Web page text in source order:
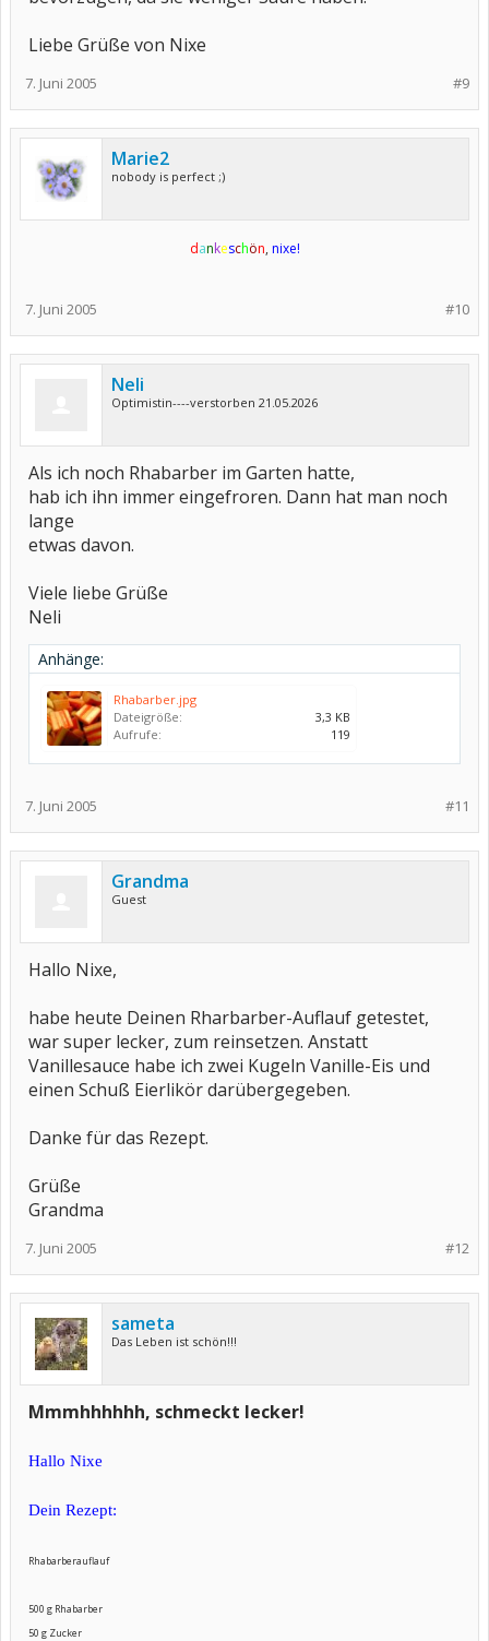
Liebe Grüße von Nixe
#9
7. Juni 2005
Marie2
nobody is perfect ;)
dankeschön, nixe!
#10
7. Juni 2005
Neli
Optimistin----verstorben 21.05.2026
Als ich noch Rhabarber im Garten hatte,
hab ich ihn immer eingefroren. Dann hat man noch
lange
etwas davon.
Viele liebe Grüße
Neli
Anhänge:
Rhabarber.jpg
Dateigröße:
3,3 KB
Aufrufe:
119
#11
7. Juni 2005
Grandma
Guest
Hallo Nixe,
habe heute Deinen Rharbarber-Auflauf getestet,
war super lecker, zum reinsetzen. Anstatt
Vanillesauce habe ich zwei Kugeln Vanille-Eis und
einen Schuß Eierlikör darübergegeben.
Danke für das Rezept.
Grüße
Grandma
#12
7. Juni 2005
sameta
Das Leben ist schön!!!
Mmmhhhhhh, schmeckt lecker!
Hallo Nixe
Dein Rezept:
Rhabarberauflauf
500 g Rhabarber
50 g Zucker